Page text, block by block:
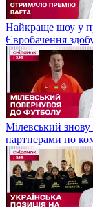
Найкраще шоу у
Євробачення
Мілевський знову
партнерами по